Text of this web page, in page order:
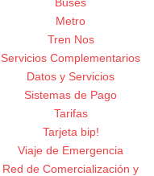
Metro
Tren Nos
Servicios Complementarios
Datos y Servicios
Sistemas de Pago
Tarifas
Tarjeta bip!
Viaje de Emergencia
Red de Comercialización y